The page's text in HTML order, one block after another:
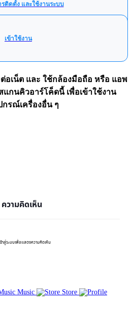
ติดตั้ง และใช้งานระบบ
เข้าใช้งาน
อเน็ต และ ใช้กล้องมือถือ หรือ แอพ
แกนคิวอาร์โค็ดนี้ เพื่อเข้าใช้งาน
รณ์เครื่องอื่น ๆ
วามคิดเห็น
าสู่ระบบเพื่อแสดงความคิดเห็น
Music
Store